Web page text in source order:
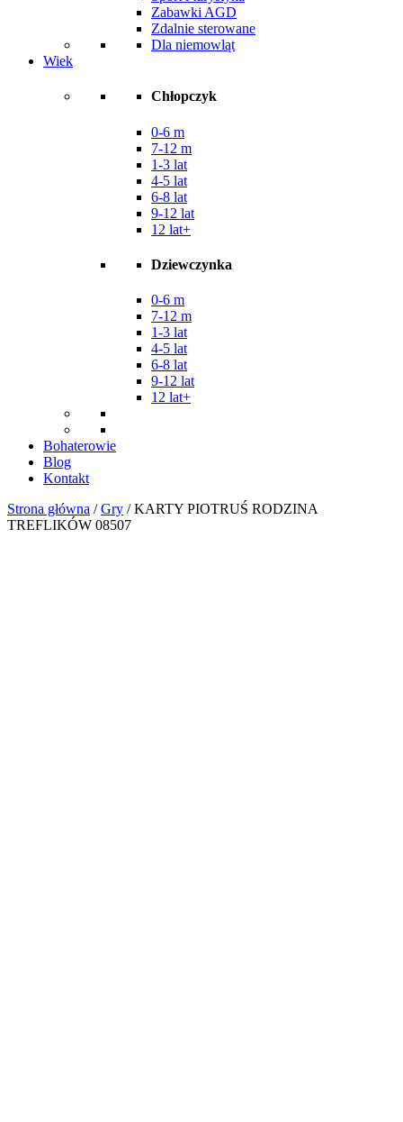
Zabawki AGD
Zdalnie sterowane
Dla niemowląt
Wiek
Chłopczyk
0-6 m
7-12 m
1-3 lat
4-5 lat
6-8 lat
9-12 lat
12 lat+
Dziewczynka
0-6 m
7-12 m
1-3 lat
4-5 lat
6-8 lat
9-12 lat
12 lat+
Bohaterowie
Blog
Kontakt
Strona główna /Gry / KARTY PIOTRUŚ RODZINA
TREFLIKÓW 08507